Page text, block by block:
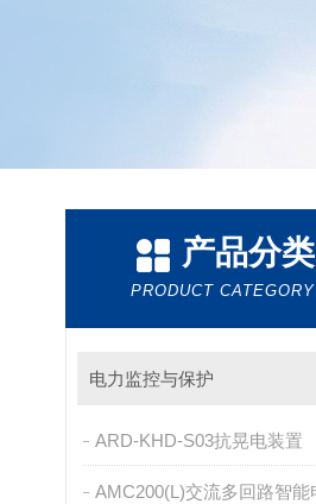
产品分类
PRODUCT CATEGORY
电力监控与保护
ARD-KHD-S03抗晃电装置